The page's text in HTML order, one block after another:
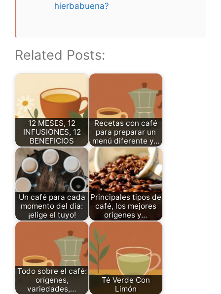
hierbabuena?
Related Posts:
12 MESES, 12
INFUSIONES, 12
BENEFICIOS
Recetas con café
para preparar un
menú diferente y…
Un café para cada
momento del día:
¡elige el tuyo!
Principales tipos de
café, los mejores
orígenes y…
Todo sobre el café:
orígenes,
variedades,…
Té Verde Con
Limón